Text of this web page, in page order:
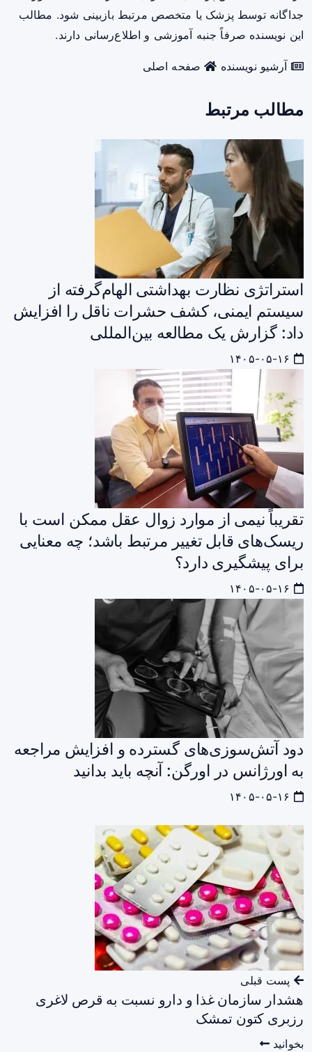
جداگانه توسط پزشک یا متخصص مرتبط بازبینی شود. مطالب
این نویسنده صرفاً جنبه آموزشی و اطلاع‌رسانی دارند.
آرشیو نویسنده صفحه اصلی
مطالب مرتبط
استراتژی نظارت بهداشتی الهام‌گرفته از
سیستم ایمنی، کشف حشرات ناقل را افزایش
داد: گزارش یک مطالعه بین‌المللی
تقریباً نیمی از موارد زوال عقل ممکن است با
ریسک‌های قابل تغییر مرتبط باشد؛ چه معنایی
برای پیشگیری دارد؟
دود آتش‌سوزی‌های گسترده و افزایش مراجعه
به اورژانس در اورگن: آنچه باید بدانید
پست قبلی
هشدار سازمان غذا و دارو نسبت به قرص لاغری
رزبری کتون تمشک
بخوانید